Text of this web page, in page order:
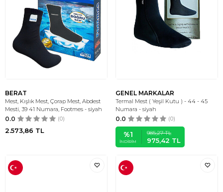
BERAT
Mest, Kışlık Mest, Çorap Mest, Abdest
Mesti, 39 41 Numara, Footmes - siyah
0.0 (0)
2.573,86 TL
GENEL MARKALAR
Termal Mest ( Yeşil Kutu ) - 44 - 45
Numara - siyah
0.0 (0)
%1
İNDIRIM
985,27TL
975,42 TL